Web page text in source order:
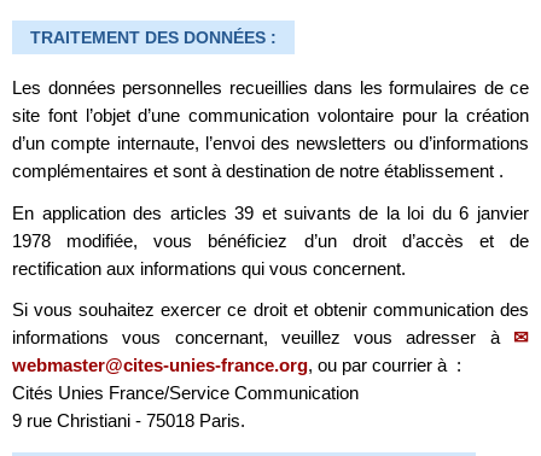
TRAITEMENT DES DONNÉES :
Les données personnelles recueillies dans les formulaires de ce
site font l’objet d’une communication volontaire pour la création
d’un compte internaute, l’envoi des newsletters ou d’informations
complémentaires et sont à destination de notre établissement .
En application des articles 39 et suivants de la loi du 6 janvier
1978 modifiée, vous bénéficiez d’un droit d’accès et de
rectification aux informations qui vous concernent.
Si vous souhaitez exercer ce droit et obtenir communication des
informations vous concernant, veuillez vous adresser à
webmaster@cites-unies-france.org, ou par courrier à :
Cités Unies France/Service Communication
9 rue Christiani - 75018 Paris.